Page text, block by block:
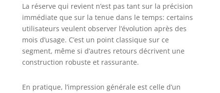
La réserve qui revient n’est pas tant sur la précision
immédiate que sur la tenue dans le temps: certains
utilisateurs veulent observer l’évolution après des
mois d’usage. C’est un point classique sur ce
segment, même si d’autres retours décrivent une
construction robuste et rassurante.
En pratique, l’impression générale est celle d’un